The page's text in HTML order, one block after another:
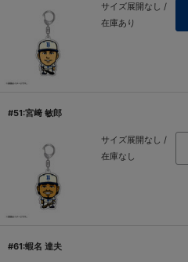
サイズ展開なし /
在庫あり
#51:宮﨑 敏郎
サイズ展開なし /
在庫なし
#61:蝦名 達夫